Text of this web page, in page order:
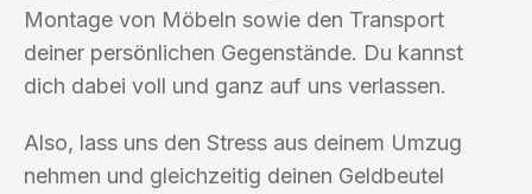
Montage von Möbeln sowie den Transport
deiner persönlichen Gegenstände. Du kannst
dich dabei voll und ganz auf uns verlassen.
Also, lass uns den Stress aus deinem Umzug
nehmen und gleichzeitig deinen Geldbeutel